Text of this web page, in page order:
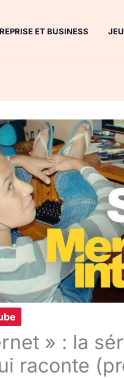
ET BUSINESS
» : la
raconte